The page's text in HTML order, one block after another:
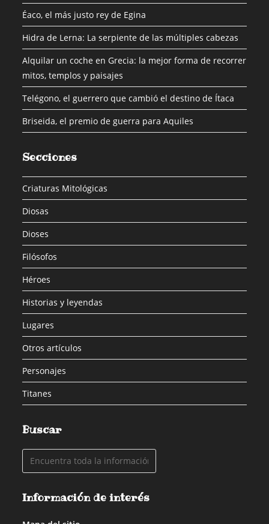
Éaco, el más justo rey de Egina
Hidra de Lerna: La serpiente de las múltiples cabezas
Alquilar un coche en Grecia: la mejor forma de recorrer
mitos, templos y paisajes
Telégono, el guerrero que cambió el destino de Ítaca
Briseida, el premio de guerra para Aquiles
Secciones
Criaturas Mitológicas
Diosas
Dioses
Filósofos
Héroes
Historias y leyendas
Lugares
Otros artículos
Personajes
Titanes
Buscar
Información de interés